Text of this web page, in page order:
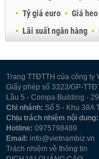
Tỷ giá euro
Giá
Lãi suất ngân hàng
Trang TTĐTTH của công ty
Giấy phép số 3323/GP-
Lầu 5 - Compa Building -
Chi nhánh: Số 5 - Khu 38A
Chịu trách nhiệm nội dung:
Hotline: 0975798489
Email: info@vietnambiz.vn
Trách nhiệm về thông tin